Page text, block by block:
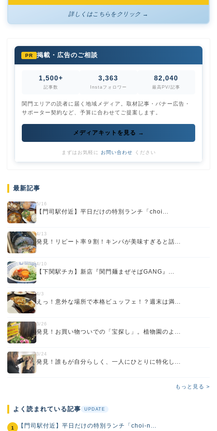
詳しくはこちらをクリック →
PR 掲載・広告のご相談
1,500+
記事数
3,363
Instaフォロワー
82,040
最高PV/記事
関門エリアの読者に届く地域メディア。取材記事・バナー広告・
サポーター契約など、予算に合わせてご提案します。
メディアキットを見る →
まずはお気軽に お問い合わせ ください
最新記事
5/16
【門司駅付近】平日だけの特別ランチ「choi...
4/13
発見！リピート率９割！キンパが美味すぎると話...
4/10
【下関駅チカ】新店『関門麺まぜそばGANG』...
4/3
えっ！意外な場所で本格ビュッフェ！？週末は満...
3/26
発見！お買い物ついでの「宝探し」。植物園のよ...
3/24
発見！誰もが自分らしく、一人にひとりに特化し...
もっと見る >
よく読まれている記事 UPDATE
1 【門司駅付近】平日だけの特別ランチ「choi-n...